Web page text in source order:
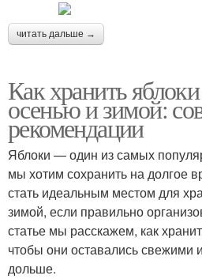
читать дальше →
Как хранить
осенью и зимой:
рекомендации
Яблоки — один из самых
мы хотим сохранить на долгое
стать идеальным местом для
зимой, если правильно
статье мы расскажем, как
чтобы они оставались свежими
дольше.